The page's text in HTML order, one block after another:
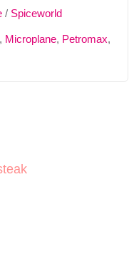
/Spiceworld
, Microplane, Petromax,